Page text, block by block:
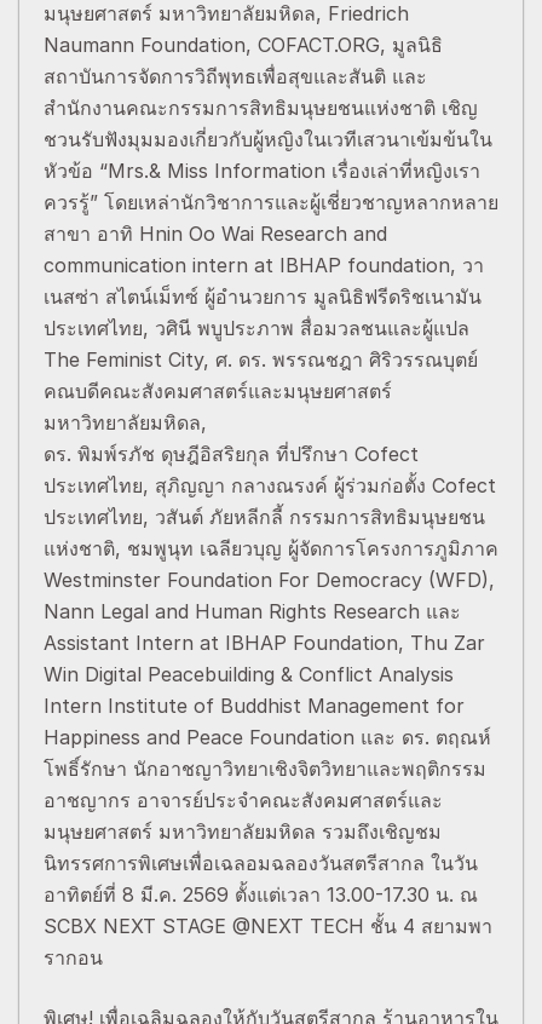
มนุษยศาสตร์ มหาวิทยาลัยมหิดล, Friedrich
Naumann Foundation, COFACT.ORG, มูลนิธิ
สถาบันการจัดการวิถีพุทธเพื่อสุขและสันติ และ
สำนักงานคณะกรรมการสิทธิมนุษยชนแห่งชาติ เชิญ
ชวนรับฟังมุมมองเกี่ยวกับผู้หญิงในเวทีเสวนาเข้มข้นใน
หัวข้อ “Mrs.& Miss Information เรื่องเล่าที่หญิงเรา
ควรรู้” โดยเหล่านักวิชาการและผู้เชี่ยวชาญหลากหลาย
สาขา อาทิ Hnin Oo Wai Research and
communication intern at IBHAP foundation, วา
เนสซ่า สไตน์เม็ทซ์ ผู้อำนวยการ มูลนิธิฟรีดริชเนามัน
ประเทศไทย, วศินี พบูประภาพ สื่อมวลชนและผู้แปล
The Feminist City, ศ. ดร. พรรณชฎา ศิริวรรณบุตย์
คณบดีคณะสังคมศาสตร์และมนุษยศาสตร์
มหาวิทยาลัยมหิดล,
ดร. พิมพ์รภัช ดุษฎีอิสริยกุล ที่ปรึกษา Cofect
ประเทศไทย, สุภิญญา กลางณรงค์ ผู้ร่วมก่อตั้ง Cofect
ประเทศไทย, วสันต์ ภัยหลีกลี้ กรรมการสิทธิมนุษยชน
แห่งชาติ, ชมพูนุท เฉลียวบุญ ผู้จัดการโครงการภูมิภาค
Westminster Foundation For Democracy (WFD),
Nann Legal and Human Rights Research และ
Assistant Intern at IBHAP Foundation, Thu Zar
Win Digital Peacebuilding & Conflict Analysis
Intern Institute of Buddhist Management for
Happiness and Peace Foundation และ ดร. ตฤณห์
โพธิ์รักษา นักอาชญาวิทยาเชิงจิตวิทยาและพฤติกรรม
อาชญากร อาจารย์ประจำคณะสังคมศาสตร์และ
มนุษยศาสตร์ มหาวิทยาลัยมหิดล รวมถึงเชิญชม
นิทรรศการพิเศษเพื่อเฉลอมฉลองวันสตรีสากล ในวัน
อาทิตย์ที่ 8 มี.ค. 2569 ตั้งแต่เวลา 13.00-17.30 น. ณ
SCBX NEXT STAGE @NEXT TECH ชั้น 4 สยามพา
รากอน
พิเศษ! เพื่อเฉลิมฉลองให้กับวันสตรีสากล ร้านอาหารใน